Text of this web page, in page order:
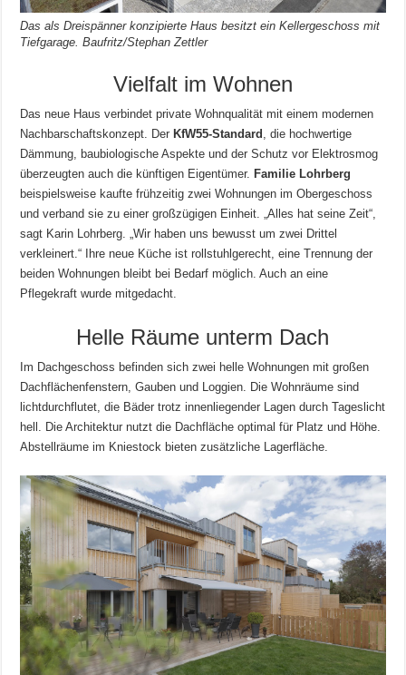
Das als Dreispänner konzipierte Haus besitzt ein Kellergeschoss mit
Tiefgarage. Baufritz/Stephan Zettler
Vielfalt im Wohnen
Das neue Haus verbindet private Wohnqualität mit einem modernen
Nachbarschaftskonzept. Der KfW55-Standard , die hochwertige
Dämmung, baubiologische Aspekte und der Schutz vor Elektrosmog
überzeugten auch die künftigen Eigentümer. Familie Lohrberg
beispielsweise kaufte frühzeitig zwei Wohnungen im Obergeschoss
und verband sie zu einer großzügigen Einheit. „Alles hat seine Zeit“,
sagt Karin Lohrberg. „Wir haben uns bewusst um zwei Drittel
verkleinert.“ Ihre neue Küche ist rollstuhlgerecht, eine Trennung der
beiden Wohnungen bleibt bei Bedarf möglich. Auch an eine
Pflegekraft wurde mitgedacht.
Helle Räume unterm Dach
Im Dachgeschoss befinden sich zwei helle Wohnungen mit großen
Dachflächenfenstern, Gauben und Loggien. Die Wohnräume sind
lichtdurchflutet, die Bäder trotz innenliegender Lagen durch Tageslicht
hell. Die Architektur nutzt die Dachfläche optimal für Platz und Höhe.
Abstellräume im Kniestock bieten zusätzliche Lagerfläche.